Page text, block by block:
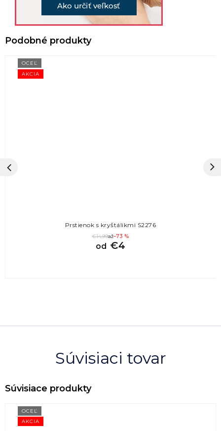
Súvisiaci tovar
AKCIA
OCEĽ
AKCIA
OCEĽ
Prstienok s kryštálikmi S2276
€14,99až–73 %
od €4